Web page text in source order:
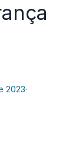
2023·